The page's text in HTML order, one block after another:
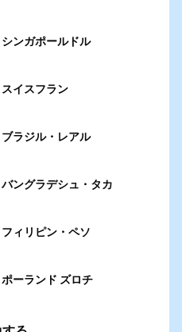
ンガポールドル
イスフラン
ラジル・レアル
ングラデシュ・タカ
ィリピン・ペソ
ーランド ズロチ